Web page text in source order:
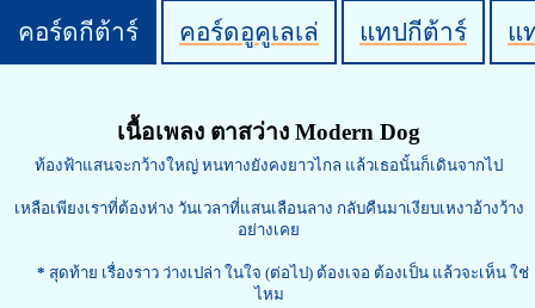
คอร์ดกีต้าร์ คอร์ดอูคูเลเล่ แทปกีต้าร์ แ
เนื้อเพลง ตาสว่าง Modern Dog
ท้องฟ้าแสนจะกว้างใหญ่ หนทางยังคงยาวไกล แล้วเธอนั้นก็เดินจากไป
เหลือเพียงเราที่ต้องห่าง วันเวลาที่แสนเลือนลาง กลับคืนมาเงียบเหงาอ้างว้าง
อย่างเคย
* สุดท้าย เรื่องราว ว่างเปล่า ในใจ (ต่อไป) ต้องเจอ ต้องเป็น แล้วจะเห็น ใช่
ไหม